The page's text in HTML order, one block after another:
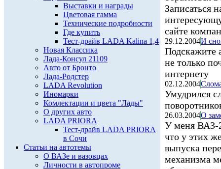
Выставки и награды
Цветовая гамма
Технические подробности
Где купить
Тест-драйв LADA Kalina 1,4
Новая Классика
Лада-Консул 21109
Авто от Бронто
Лада-Родстер
LADA Revolution
Иномарки
Комлектации и цвета "Лады"
О других авто
LADA PRIORA
Тест-драйв LADA PRIORA
в Сочи
Статьи на автотемы
О ВАЗе и вазовцах
Личности в автопроме
Записаться
сайте
29.12.2004И
Подскажите
не только
интернету
02.12.2004
Умудрился
26.03.2004О
У меня ВАЗ-
что у этих
выпуска
механизма